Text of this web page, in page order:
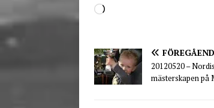
20120520 –
mästerskapen på